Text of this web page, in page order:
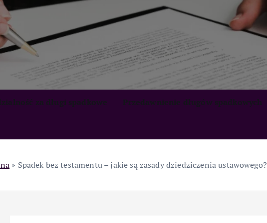
» Spadek bez testamentu – jakie są zasady dziedziczenia ustawowego?